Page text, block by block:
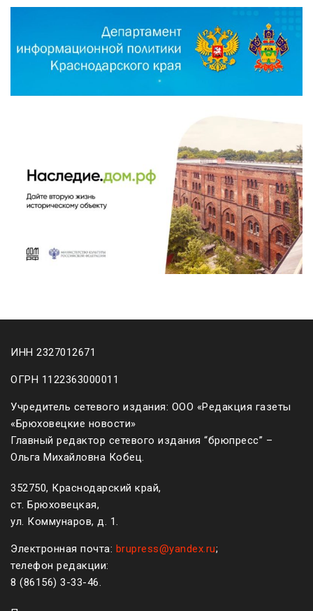
ИНН 2327012671
ОГРН 1122363000011
Учредитель сетевого издания: ООО «Редакция газеты
«Брюховецкие новости»
Главный редактор сетевого издания “брюпресс” –
Ольга Михайловна Кобец.
352750, Краснодарский край,
ст. Брюховецкая,
ул. Коммунаров, д. 1.
Электронная почта: brupress@yandex.ru;
телефон редакции:
8 (861 56) 3-33-46.